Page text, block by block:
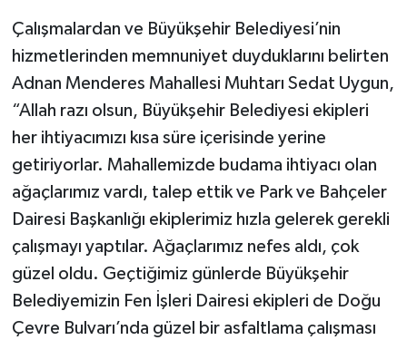
Çalışmalardan ve Büyükşehir Belediyesi’nin
hizmetlerinden memnuniyet duyduklarını belirten
Adnan Menderes Mahallesi Muhtarı Sedat Uygun,
“Allah razı olsun, Büyükşehir Belediyesi ekipleri
her ihtiyacımızı kısa süre içerisinde yerine
getiriyorlar. Mahallemizde budama ihtiyacı olan
ağaçlarımız vardı, talep ettik ve Park ve Bahçeler
Dairesi Başkanlığı ekiplerimiz hızla gelerek gerekli
çalışmayı yaptılar. Ağaçlarımız nefes aldı, çok
güzel oldu. Geçtiğimiz günlerde Büyükşehir
Belediyemizin Fen İşleri Dairesi ekipleri de Doğu
Çevre Bulvarı’nda güzel bir asfaltlama çalışması